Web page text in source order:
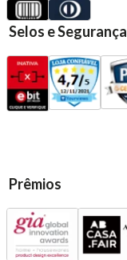
Selos e Segurança
Prêmios